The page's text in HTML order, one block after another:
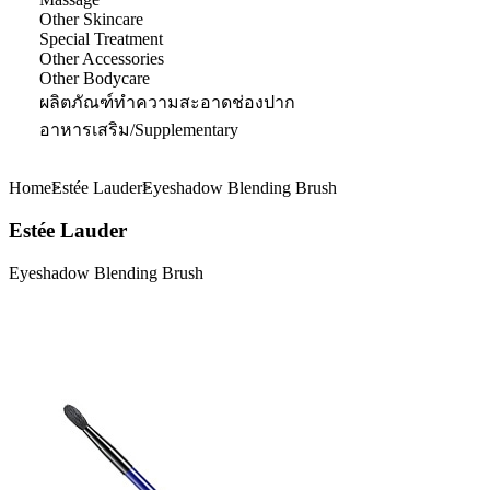
Other Skincare
Special Treatment
Other Accessories
Other Bodycare
ผลิตภัณฑ์ทำความสะอาดช่องปาก
อาหารเสริม/Supplementary
HomeEstée LauderEyeshadow Blending Brush
Estée Lauder
Eyeshadow Blending Brush